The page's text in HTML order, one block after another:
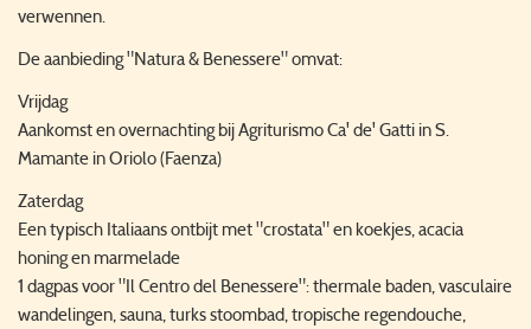
verwennen.
De aanbieding "Natura & Benessere" omvat:
Vrijdag
Aankomst en overnachting bij Agriturismo Ca' de' Gatti in S.
Mamante in Oriolo (Faenza)
Zaterdag
Een typisch Italiaans ontbijt met "crostata" en koekjes, acacia
honing en marmelade
1 dagpas voor "Il Centro del Benessere": thermale baden, vasculaire
wandelingen, sauna, turks stoombad, tropische regendouche,